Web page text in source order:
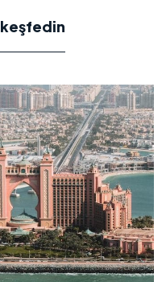
keşfedin